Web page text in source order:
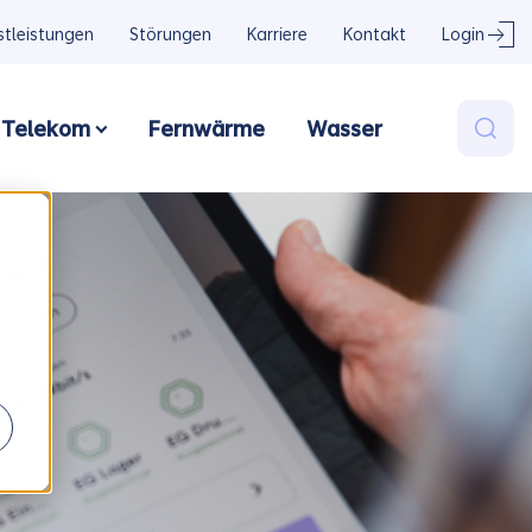
Störungen Karriere Kontakt Login
submenu for Strom
Telekom
Show submenu for Strom
Fernwärme Wasser